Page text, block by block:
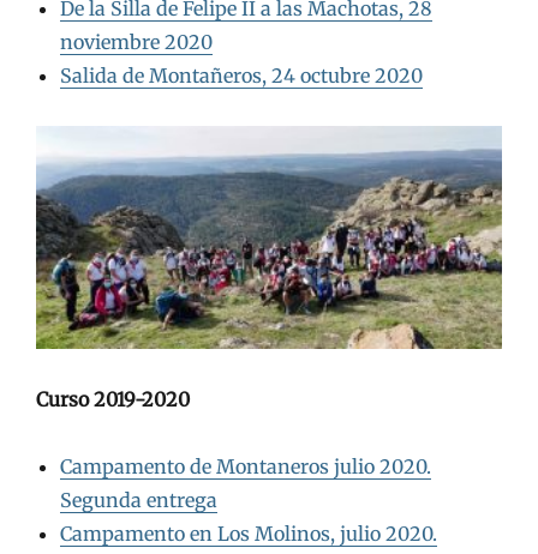
De la Silla de Felipe II a las Machotas, 28
noviembre 2020
Salida de Montañeros, 24 octubre 2020
Curso 2019-2020
Campamento de Montaneros julio 2020.
Segunda entrega
Campamento en Los Molinos, julio 2020.